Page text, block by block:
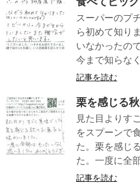
スーパーのプ
ら初めて知り
いなかったの
今まで知らな
記事を読む
栗を感じる
見た目よりす
をスプーンで
た。栗を感じ
た。一度に全
記事を読む